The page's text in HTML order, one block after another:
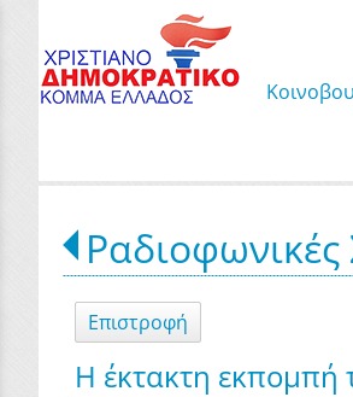
Ραδιοφωνικές
Επιστροφή
Η έκτακτη εκπομπή